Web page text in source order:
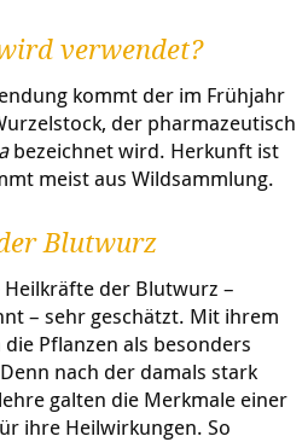
verwendet?
kommt der im Frühjahr
der pharmazeutisch
bezeichnet wird. Herkunft ist
meist aus Wildsammlung.
Blutwurz
der Blutwurz –
– sehr geschätzt. Mit ihrem
Pflanzen als besonders
nach der damals stark
galten die Merkmale einer
ihre Heilwirkungen. So